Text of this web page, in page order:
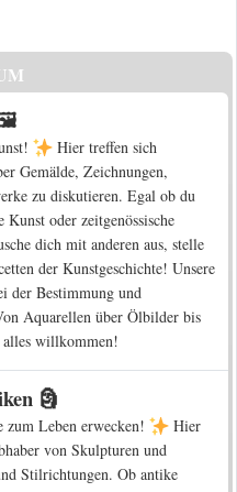
Hier treffen sich
Gemälde, Zeichnungen,
zu diskutieren. Egal ob du
oder zeitgenössische
dich mit anderen aus, stelle
der Kunstgeschichte! Unsere
der Bestimmung und
Aquarellen über Ölbilder bis
willkommen!
🗿
zum Leben erwecken!
Hier
von Skulpturen und
Stilrichtungen. Ob antike